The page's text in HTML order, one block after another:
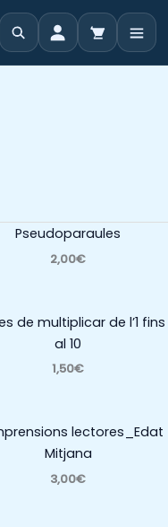
Pseudoparaules
2,00€
de multiplicar de l’1 fins
al 10
1,50€
lectores_Edat
Mitjana
3,00€